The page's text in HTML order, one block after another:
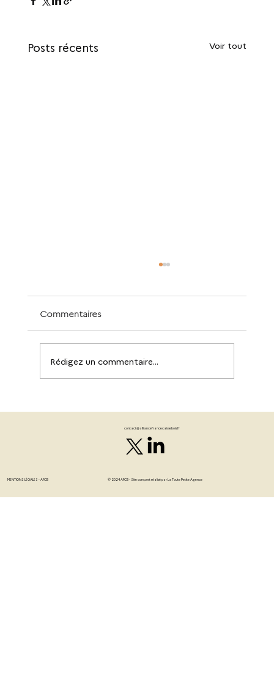
Posts récents Voir tout
Commentaires
Rédigez un commentaire...
contact@alliancefrancecaissebois.fr
MENTIONS LÉGALES - AFCB © 2024 AFCB - Site conçu et réalisé parLa Toute Petite Agence